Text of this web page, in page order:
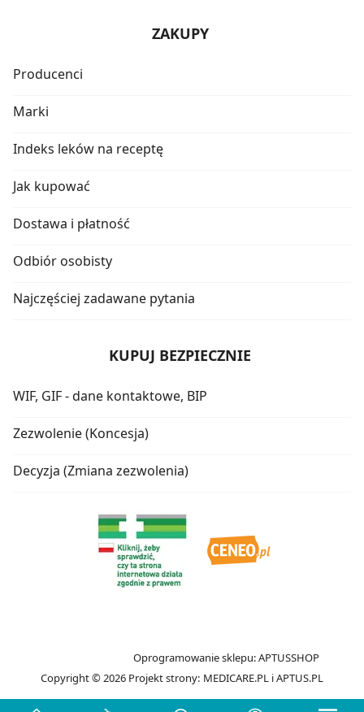
ZAKUPY
Producenci
Marki
Indeks leków na receptę
Jak kupować
Dostawa i płatność
Odbiór osobisty
Najczęściej zadawane pytania
KUPUJ BEZPIECZNIE
WIF, GIF - dane kontaktowe, BIP
Zezwolenie (Koncesja)
Decyzja (Zmiana zezwolenia)
Copyright © 2026
Oprogramowanie sklepu:APTUSSHOP
Projekt strony: MEDICARE.PL iAPTUS.PL